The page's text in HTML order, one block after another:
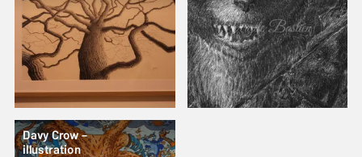
Davy Crow –
illustration